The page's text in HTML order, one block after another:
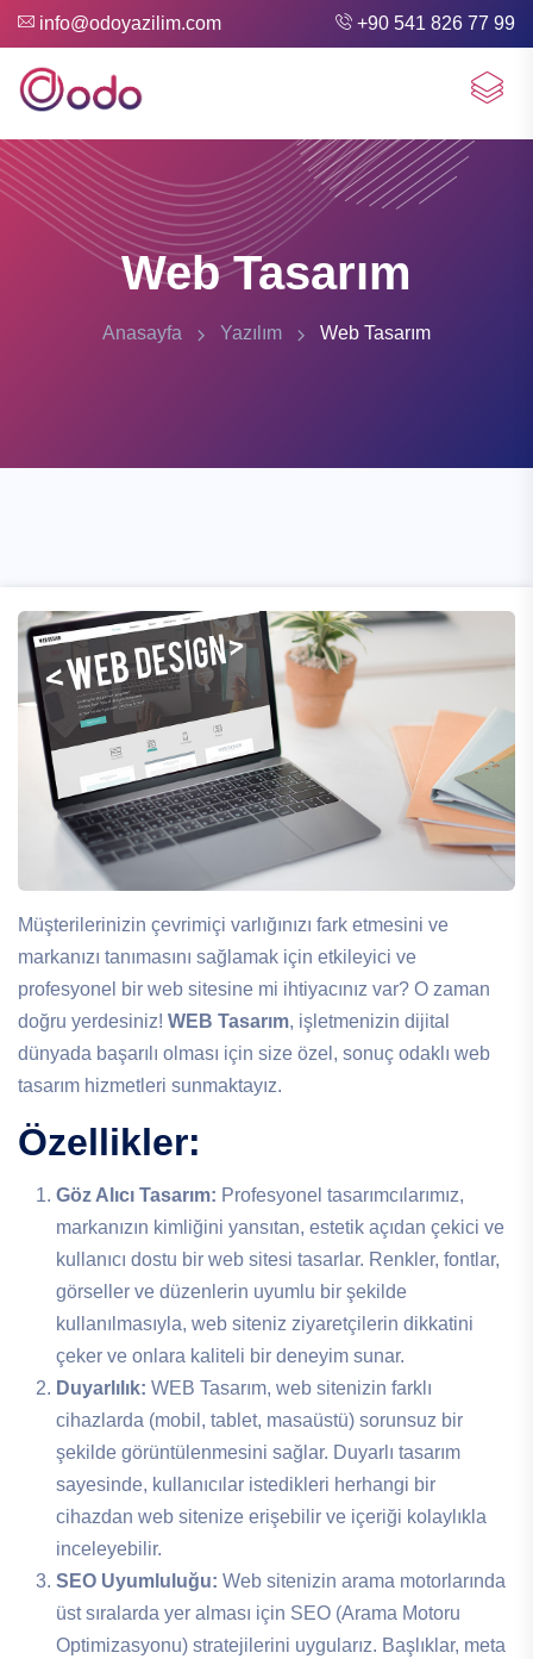
info@odoyazilim.com +90 541 826 77 99
Web Tasarım
Anasayfa Yazılım Web Tasarım
Müşterilerinizin çevrimiçi varlığınızı fark etmesini ve
markanızı tanımasını sağlamak için etkileyici ve
profesyonel bir web sitesine mi ihtiyacınız var? O zaman
doğru yerdesiniz! WEB Tasarım, işletmenizin dijital
dünyada başarılı olması için size özel, sonuç odaklı web
tasarım hizmetleri sunmaktayız.
Özellikler:
Göz Alıcı Tasarım: Profesyonel tasarımcılarımız,
markanızın kimliğini yansıtan, estetik açıdan çekici ve
kullanıcı dostu bir web sitesi tasarlar. Renkler, fontlar,
görseller ve düzenlerin uyumlu bir şekilde
kullanılmasıyla, web siteniz ziyaretçilerin dikkatini
çeker ve onlara kaliteli bir deneyim sunar.
Duyarlılık: WEB Tasarım, web sitenizin farklı
cihazlarda (mobil, tablet, masaüstü) sorunsuz bir
şekilde görüntülenmesini sağlar. Duyarlı tasarım
sayesinde, kullanıcılar istedikleri herhangi bir
cihazdan web sitenize erişebilir ve içeriği kolaylıkla
inceleyebilir.
SEO Uyumluluğu: Web sitenizin arama motorlarında
üst sıralarda yer alması için SEO (Arama Motoru
Optimizasyonu) stratejilerini uygularız. Başlıklar, meta